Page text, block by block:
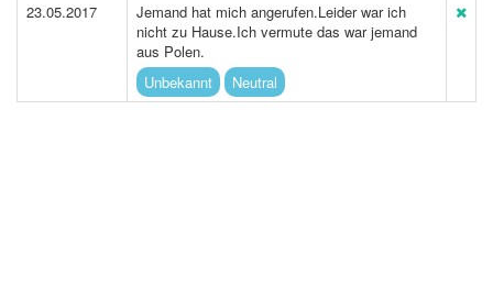
23.05.2017
Jemand hat mich angerufen.Leider war ich
nicht zu Hause.Ich vermute das war jemand
aus Polen.
Unbekannt
Neutral